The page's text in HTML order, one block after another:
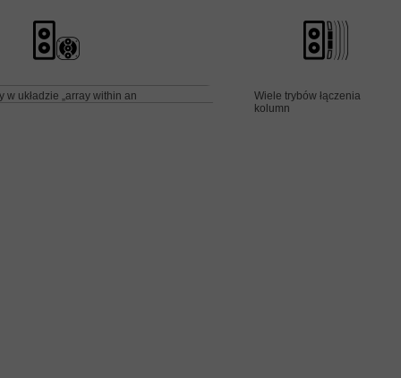
Wiele trybów łączenia
kolumn
w układzie „array within an